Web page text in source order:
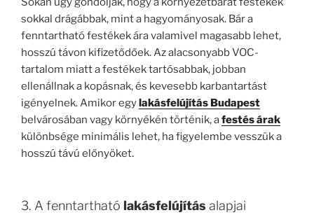
sokkal drágábbak, mint a hagyományosak. Bár a
fenntartható festékek ára valamivel magasabb lehet,
hosszú távon kifizetődőek. Az alacsonyabb VOC-
tartalom miatt a festékek tartósabbak, jobban
ellenállnak a kopásnak, és kevesebb karbantartást
igényelnek. Amikor egy lakásfelújítás Budapest
belvárosában vagy környékén történik, afestés árak
különbsége minimális lehet, ha figyelembe vesszük a
hosszú távú előnyöket.
3. A fenntartható lakásfelújításalapjai